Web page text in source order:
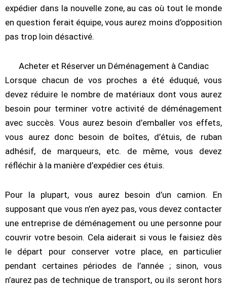
expédier dans la nouvelle zone, au cas où tout le monde
en question ferait équipe, vous aurez moins d’opposition
pas trop loin désactivé.
Acheter et Réserver un Déménagement à Candiac
Lorsque chacun de vos proches a été éduqué, vous
devez réduire le nombre de matériaux dont vous aurez
besoin pour terminer votre activité de déménagement
avec succès. Vous aurez besoin d’emballer vos effets,
vous aurez donc besoin de boîtes, d’étuis, de ruban
adhésif, de marqueurs, etc. de même, vous devez
réfléchir à la manière d’expédier ces étuis.
Pour la plupart, vous aurez besoin d’un camion. En
supposant que vous n’en ayez pas, vous devez contacter
une entreprise de déménagement ou une personne pour
couvrir votre besoin. Cela aiderait si vous le faisiez dès
le départ pour conserver votre place, en particulier
pendant certaines périodes de l’année ; sinon, vous
n’aurez pas de technique de transport, ou ils seront hors